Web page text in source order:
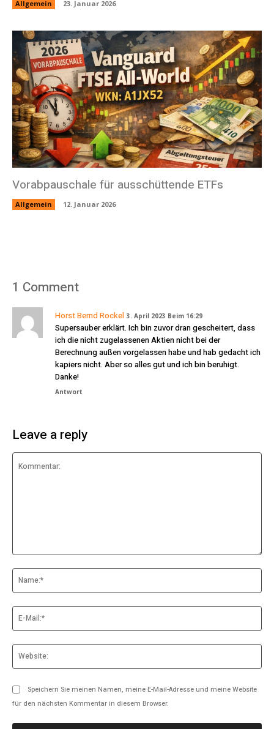
Allgemein 23. Januar 2026
Vorabpauschale für ausschüttende ETFs
Allgemein 12. Januar 2026
1 Comment
Horst Bernd Rockel 3. April 2023 Beim 16:29
Supersauber erklärt. Ich bin zuvor dran gescheitert, dass
ich die nicht zugelassenen Aktien nicht bei der
Berechnung außen vorgelassen habe und hab gedacht ich
kapiers nicht. Aber so alles gut und ich bin beruhigt.
Danke!
Antwort
Leave a reply
E-
Speichern Sie meinen Namen, meine E-Mail-Adresse und meine Website
für den nächsten Kommentar in diesem Browser.